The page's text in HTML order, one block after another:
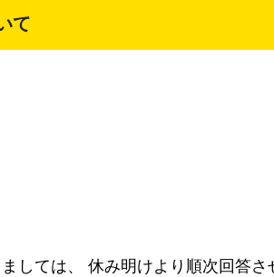
て
しては、 休み明けより順次回答さ